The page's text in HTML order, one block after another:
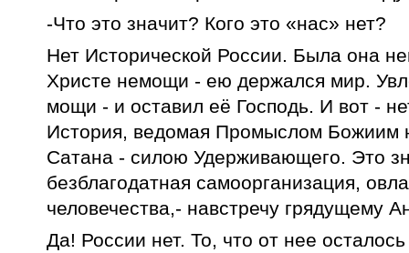
-Что это значит? Кого это «нас» нет?
Нет Исторической России. Была она
Христе немощи - ею держался мир.
мощи - и оставил её Господь. И вот -
История, ведомая Промыслом Божиим
Сатана - силою Удерживающего. Это
безблагодатная самоорганизация,
человечества,- навстречу грядущему
Да! России нет. То, что от нее